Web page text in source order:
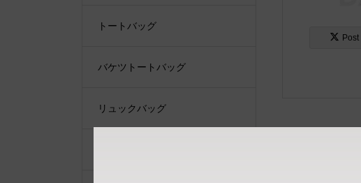
Post
トートバッグ
バケツトートバッグ
リュックバッグ